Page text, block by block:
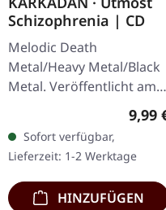
Schizophrenia | CD
Melodic Death
Metal/Heavy Metal/Black
Metal. Veröffentlicht am
08.03.2004, auf Supreme
Chaos Records. CD im
Jewelcase mit 16-seitigem
Booklet.…
9,99
Sofort verfügbar,
Lieferzeit: 1-2 Werktage
HINZUFÜGEN